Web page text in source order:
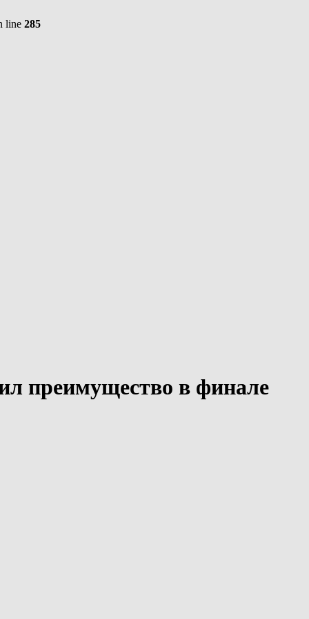
line 285
преимущество в финале